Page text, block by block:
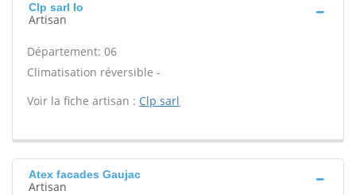
Clp sarl Io
Artisan
Département: 06
Climatisation réversible -
Voir la fiche artisan : Clp sarl
Atex facades Gaujac
Artisan